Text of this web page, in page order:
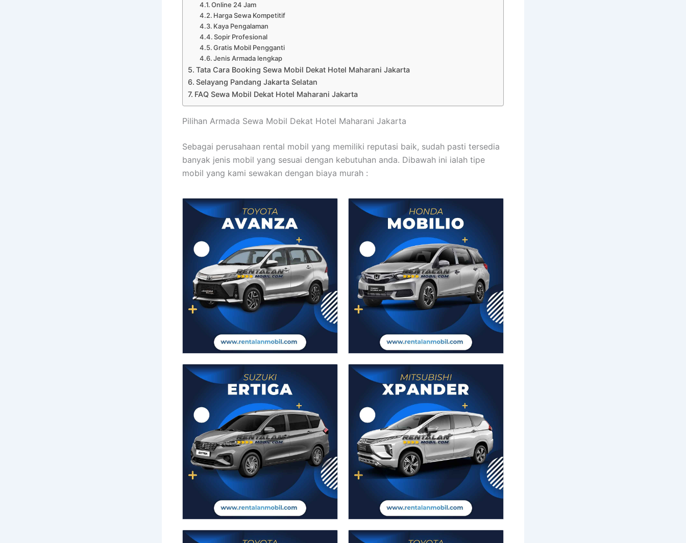
Online 24 Jam
Harga Sewa Kompetitif
Kaya Pengalaman
Sopir Profesional
Gratis Mobil Pengganti
Jenis Armada lengkap
Tata Cara Booking Sewa Mobil Dekat Hotel Maharani Jakarta
Selayang Pandang Jakarta Selatan
FAQ Sewa Mobil Dekat Hotel Maharani Jakarta
Pilihan Armada Sewa Mobil Dekat Hotel Maharani Jakarta
Sebagai perusahaan rental mobil yang memiliki reputasi baik, sudah pasti tersedia
banyak jenis mobil yang sesuai dengan kebutuhan anda. Dibawah ini ialah tipe
mobil yang kami sewakan dengan biaya murah :